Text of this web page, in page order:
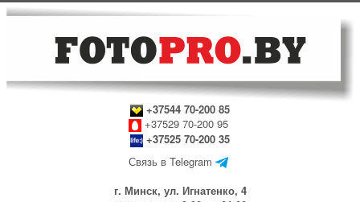
+37544 70-200 85
+37529 70-200 95
+37525 70-200 35
Связь в Telegram
г. Минск, ул. Игнатенко, 4